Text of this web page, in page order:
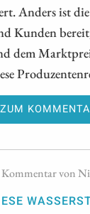
Anders ist
Kunden
dem
ZUM
Kommentar von